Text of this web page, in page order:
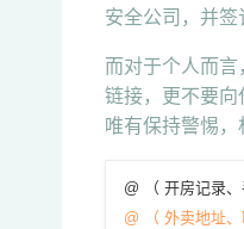
安全公司，并签
而对于个人而言
链接，更不要向
唯有保持警惕
@ （ 开房记录
@ （ 外卖地址